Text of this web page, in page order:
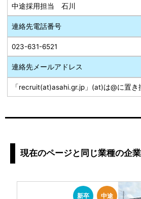
中途採用担当 石川
連絡先電話番号
023-631-6521
連絡先メールアドレス
「recruit(at)asahi.gr.jp」(at)は@に置き
現在のページと同じ業種の企業
新卒 中途